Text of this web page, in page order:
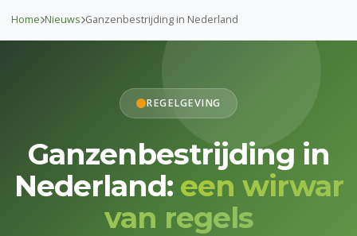
Home Nieuws Ganzenbestrijding in Nederland
REGELGEVING
Ganzenbestrijding in
Nederland: een wirwar
van regels